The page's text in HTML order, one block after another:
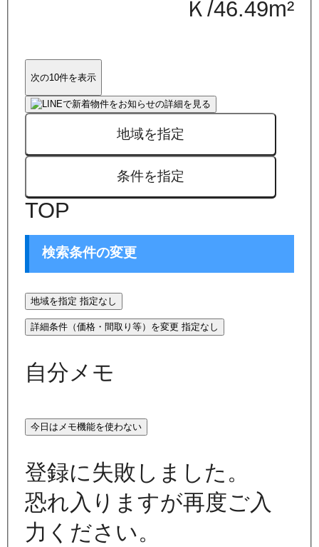
Ｋ /46.49m²
次の10件を表示
地域を指定
条件を指定
TOP
検索条件の変更
地域を指定 指定なし
詳細条件（価格・間取り等）を変更 指定なし
自分メモ
今日はメモ機能を使わない
登録に失敗しました。
恐れ入りますが再度ご入
力ください。